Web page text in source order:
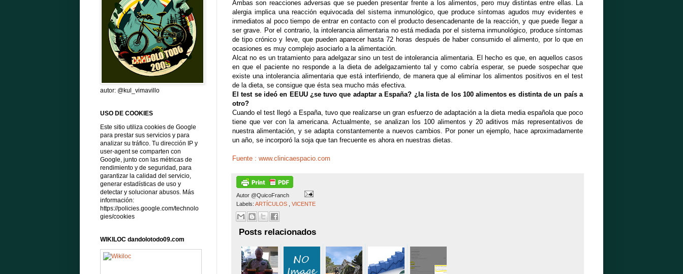
Ambas son reacciones adversas que se pueden presentar frente a los alimentos, pero muy distintas entre ellas. La
alergia implica una reacción equivocada del sistema inmunológico, que produce síntomas agudos muy evidentes e
inmediatos al poco tiempo de entrar en contacto con el producto desencadenante de la reacción, y que puede llegar a
ser grave. Por el contrario, la intolerancia alimentaria no está mediada por el sistema inmunológico, produce síntomas
de tipo crónico y leve, que pueden aparecer hasta 72 horas después de haber consumido el alimento, por lo que en
ocasiones es muy complejo asociarlo a la alimentación.
Alcat no es un tratamiento para adelgazar sino un test de intolerancia alimentaria. El hecho es que, en aquellos casos
en que el paciente no responde a la dieta de adelgazamiento tal y como cabría esperar, se puede sospechar que
existe una intolerancia alimentaria que está interfiriendo, de manera que al eliminar los alimentos positivos en el test
de la dieta, se consigue que ésta sea mucho más efectiva.
El test se ideó en EEUU ¿se tuvo que adaptar a España? ¿la lista de los 100 alimentos es distinta de un país a
otro?
Cuando el test llegó a España, tuvo que realizarse un gran esfuerzo de adaptación a la dieta media española que poco
tiene que ver con la americana. Actualmente, se analizan los 100 alimentos y 20 aditivos más representativos de
nuestra alimentación, y se adapta constantemente a nuevos cambios. Por poner un ejemplo, hace aproximadamente
un año, se incorporó la soja que tan frecuente es ahora en nuestras dietas.
Fuente : www.clinicaespacio.com
Autor @QuicoFranch
Labels: ARTÍCULOS VICENTE
Posts relacionados
autor: @kul_vimavillo
USO DE COOKIES
Este sitio utiliza cookies de Google
para prestar sus servicios y para
analizar su tráfico. Tu dirección IP y
user-agent se comparten con
Google, junto con las métricas de
rendimiento y de seguridad, para
garantizar la calidad del servicio,
generar estadísticas de uso y
detectar y solucionar abusos. Más
información:
https://policies.google.com/technolo
gies/cookies
WIKILOC dandolotodo09.com